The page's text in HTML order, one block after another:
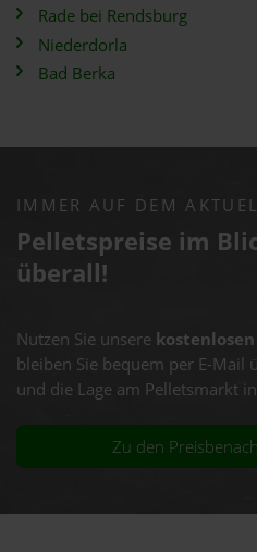
Rade bei Rendsburg
Niederdorla
Bad Berka
IMMER AUF DEM
Pelletspreise im
überall!
Nutzen Sie unsere
bleiben Sie bequem per E-Mail
und die Lage am Pelletsmarkt
Zu den